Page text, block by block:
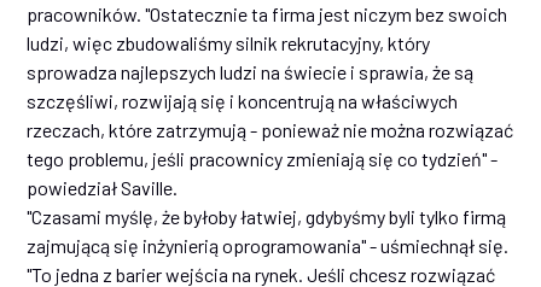
pracowników. "Ostatecznie ta firma jest niczym bez swoich
ludzi, więc zbudowaliśmy silnik rekrutacyjny, który
sprowadza najlepszych ludzi na świecie i sprawia, że są
szczęśliwi, rozwijają się i koncentrują na właściwych
rzeczach, które zatrzymują - ponieważ nie można rozwiązać
tego problemu, jeśli pracownicy zmieniają się co tydzień" -
powiedział Saville.
"Czasami myślę, że byłoby łatwiej, gdybyśmy byli tylko firmą
zajmującą się inżynierią oprogramowania" - uśmiechnął się.
"To jedna z barier wejścia na rynek. Jeśli chcesz rozwiązać